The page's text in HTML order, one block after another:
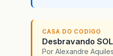
CASA DO CODIGO
Desbravando
Por Alexandre